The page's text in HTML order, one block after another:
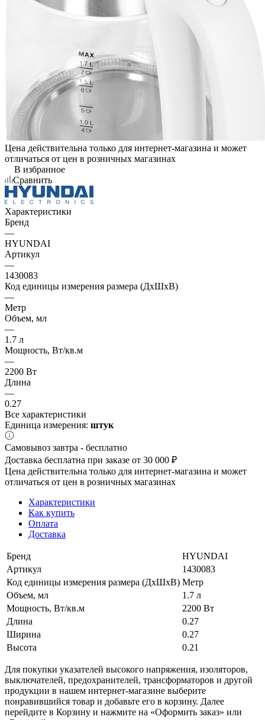
Цена действительна только для интернет-магазина и может
отличаться от цен в розничных магазинах
В избранное
Сравнить
Характеристики
Бренд
—
HYUNDAI
Артикул
—
1430083
Код единицы измерения размера (ДхШхВ)
—
Метр
Объем, мл
—
1.7 л
Мощность, Вт/кв.м
—
2200 Вт
Длина
—
0.27
Все характеристики
Единица измерения: штук
Самовывоз завтра - бесплатно
Доставка бесплатна при заказе от 30 000 ₽
Цена действительна только для интернет-магазина и может
отличаться от цен в розничных магазинах
Характеристики
Как купить
Оплата
Доставка
Бренд
HYUNDAI
Артикул
1430083
Код единицы измерения размера (ДхШхВ) Метр
Объем, мл
1.7 л
Мощность, Вт/кв.м
2200 Вт
Длина
0.27
Ширина
0.27
Высота
0.21
Для покупки указателей высокого напряжения, изоляторов,
выключателей, предохранителей, трансформаторов и другой
продукции в нашем интернет-магазине выберите
понравившийся товар и добавьте его в корзину. Далее
перейдите в Корзину и нажмите на «Оформить заказ» или